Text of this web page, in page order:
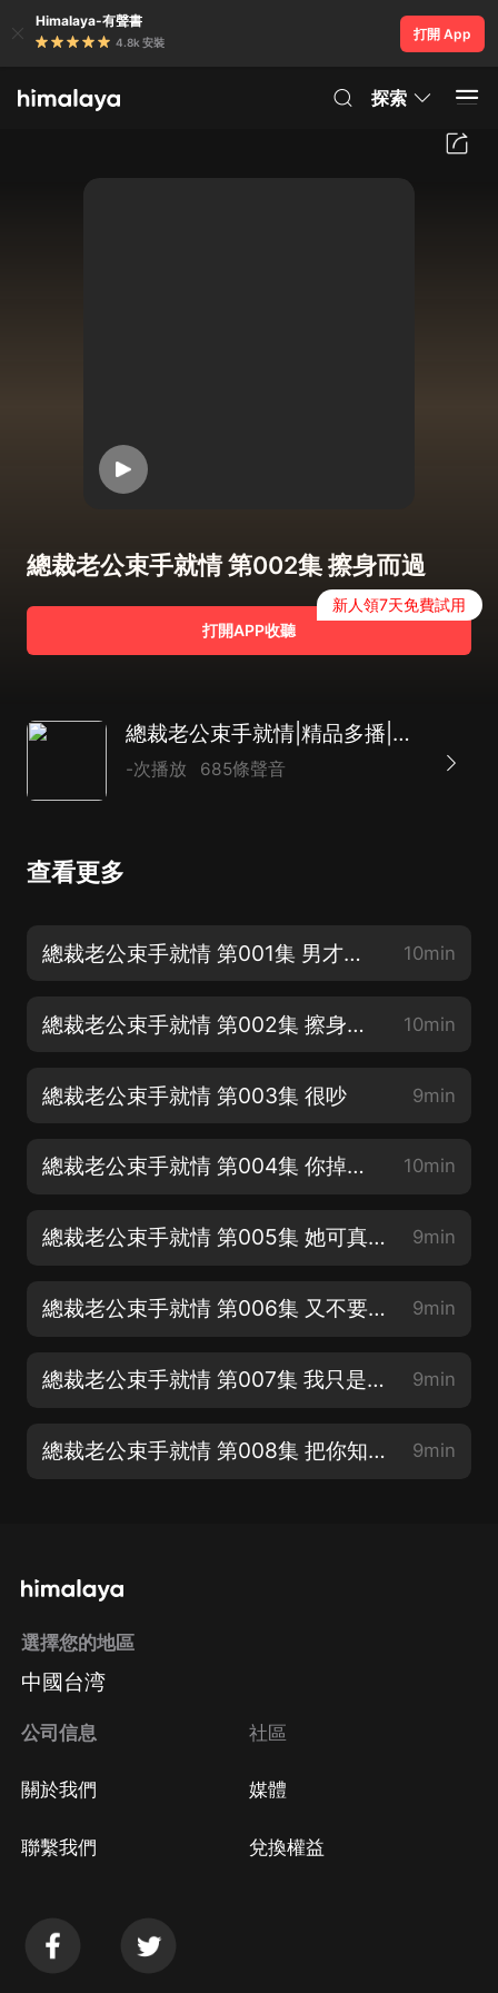
Himalaya-有聲書
4.8k 安裝
打開 App
探索
總裁老公束手就情 第002集 擦身而過
打開APP收聽
新人領7天免費試用
總裁老公束手就情|精品多播|都市言情|甜寵|權謀|霸總追妻
-次播放 685條聲音
查看更多
總裁老公束手就情 第001集 男才女貌，天作之合 10min
總裁老公束手就情 第002集 擦身而過 10min
總裁老公束手就情 第003集 很吵 9min
總裁老公束手就情 第004集 你掉了東西在我那 10min
總裁老公束手就情 第005集 她可真敢說 9min
總裁老公束手就情 第006集 又不要你以身相許 9min
總裁老公束手就情 第007集 我只是想提醒你 9min
總裁老公束手就情 第008集 把你知道的告訴我 9min
選擇您的地區
中國台湾
公司信息
關於我們
聯繫我們
社區
媒體
兌換權益